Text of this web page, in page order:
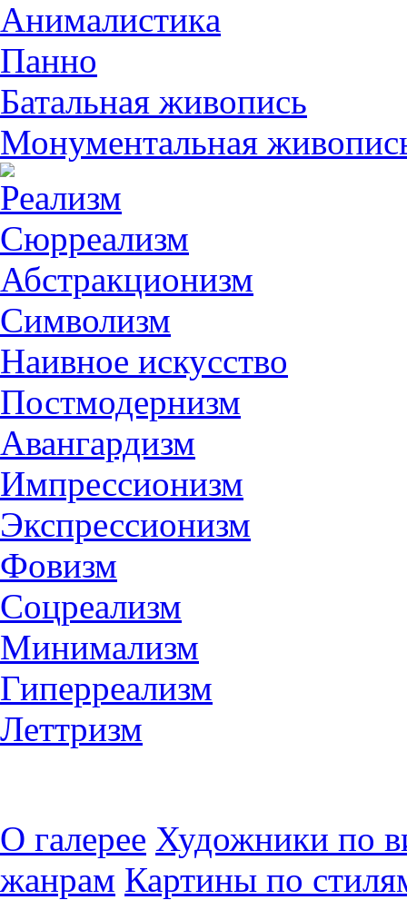
Анималистикa
Панно
Батальная живопись
Монументальная
Реализм
Сюрреализм
Абстракционизм
Символизм
Наивное искусство
Постмодернизм
Авангардизм
Импрессионизм
Экспрессионизм
Фовизм
Соцреализм
Минимализм
Гиперреализм
Леттризм
О галерее Художники по
жанрам Картины по